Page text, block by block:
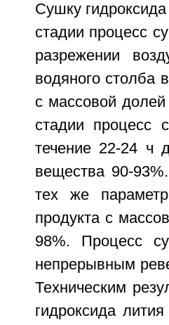
Сушку
стадии процесс
разрежении
водяного столба
с массовой
стадии процесс
течение 22-24 ч
вещества 90-
тех же
продукта с
98%. Процесс
непрерывным
Техническим
гидроксида